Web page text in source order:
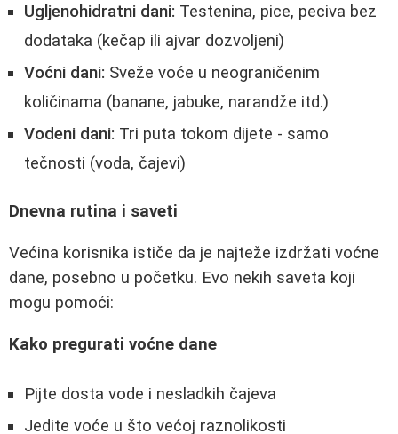
Ugljenohidratni dani: Testenina, pice, peciva bez
dodataka (kečap ili ajvar dozvoljeni)
Voćni dani: Sveže voće u neograničenim
količinama (banane, jabuke, narandže itd.)
Vodeni dani: Tri puta tokom dijete - samo
tečnosti (voda, čajevi)
Dnevna rutina i saveti
Većina korisnika ističe da je najteže izdržati voćne
dane, posebno u početku. Evo nekih saveta koji
mogu pomoći:
Kako pregurati voćne dane
Pijte dosta vode i nesladkih čajeva
Jedite voće u što većoj raznolikosti